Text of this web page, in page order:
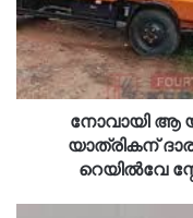
നോവായി ആ
യാത്രികന്
റെയിൽവേ